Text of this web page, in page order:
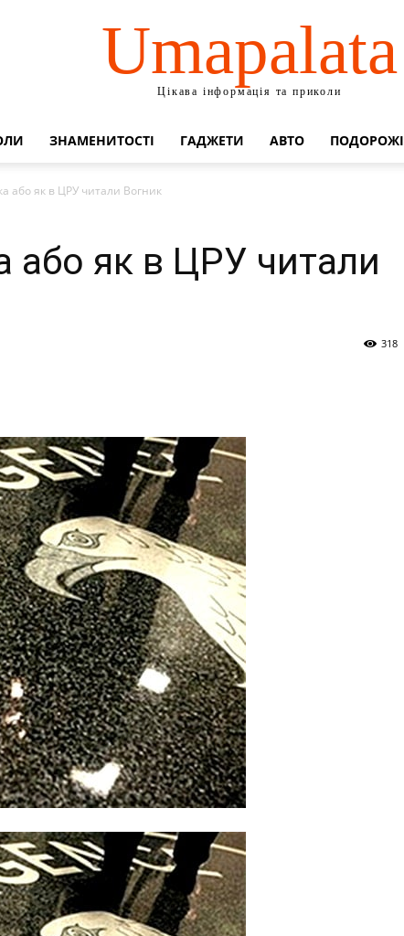
Umapalata
Цікава інформація та приколи
ЗНАМЕНИТОСТІ ГАДЖЕТИ АВТО ПОДОРОЖІ
або як в ЦРУ читали Вогник
або як в ЦРУ читали
318